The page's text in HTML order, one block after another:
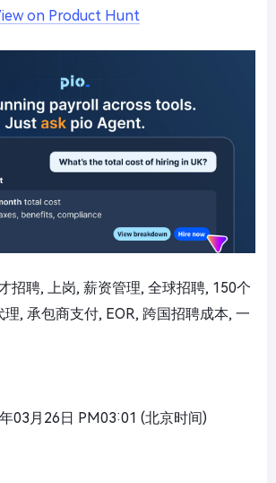
on Product Hunt
招聘, 上岗, 薪资管理, 全球招聘, 150个
理, 承包商支付, EOR, 跨国招聘成本, 一
年03月26日 PM03:01 (北京时间)